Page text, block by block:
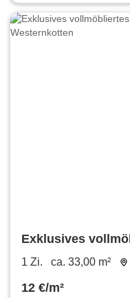
Exklusives
Select in Bad
1 Zi. ca. 33,00 m²
12 €/m²